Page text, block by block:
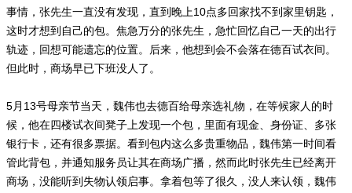
事情，张先生一直没有发现，直到晚上10点多回家找不到家里钥匙，
这时才想到自己的包。焦急万分的张先生，急忙回忆自己一天的出行
轨迹，回想可能遗忘的位置。后来，他想到会不会落在德百试衣间。
但此时，商场早已下班没人了。
5月13号母亲节当天，魏伟也去德百给母亲选礼物，在等候家人的时
候，他在四楼试衣间凳子上发现一个包，里面有现金、身份证、多张
银行卡，还有很多票据。看到包内这么多贵重物品，魏伟第一时间看
管此背包，并通知服务员让其在商场广播，然而此时张先生已经离开
商场，没能听到失物认领启事。拿着包等了很久，没人来认领，魏伟
 校园新闻
 科学技术实验校